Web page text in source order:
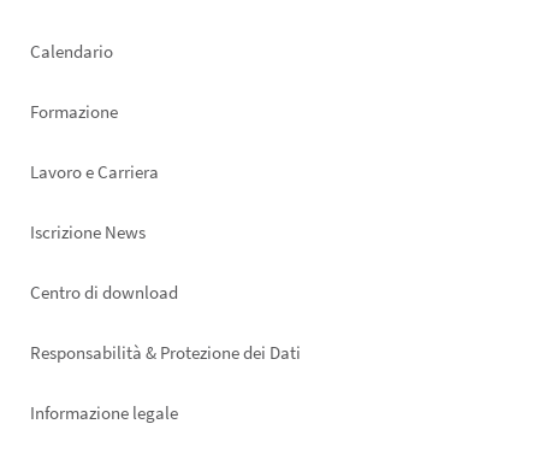
Calendario
Formazione
Lavoro e Carriera
Iscrizione News
Footer
Centro di download
Responsabilità & Protezione dei Dati
Informazione legale